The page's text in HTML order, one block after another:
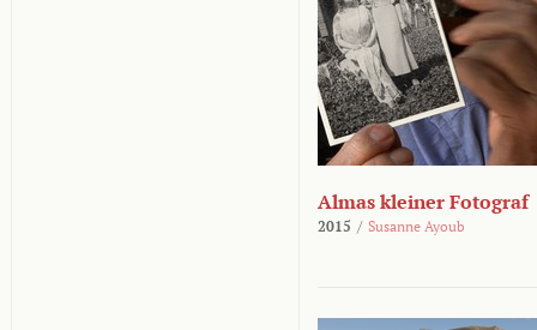
Almas kleiner Fotograf
2015 / Susanne Ayoub